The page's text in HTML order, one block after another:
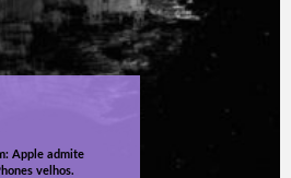
Apple admite
velhos.